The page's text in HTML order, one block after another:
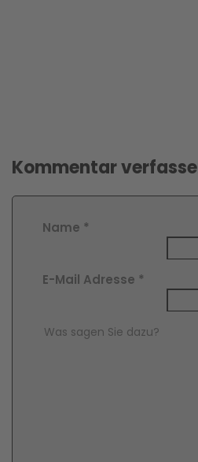
Kommentar
Name *
E-Mail Adresse *
Comment Text*